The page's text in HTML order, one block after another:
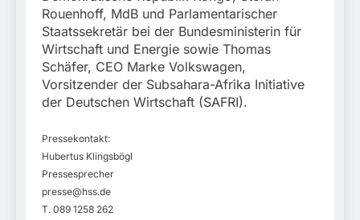
Rouenhoff, MdB und Parlamentarischer
Staatssekretär bei der Bundesministerin für
Wirtschaft und Energie sowie Thomas
Schäfer, CEO Marke Volkswagen,
Vorsitzender der Subsahara-Afrika Initiative
der Deutschen Wirtschaft (SAFRI).
Pressekontakt:
Hubertus Klingsbögl
Pressesprecher
presse@hss.de
T. 089 1258 262